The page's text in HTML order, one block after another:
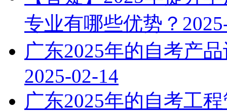
专业有哪些优势？
广东2025年的自考产
2025-02-14
广东2025年的自考工